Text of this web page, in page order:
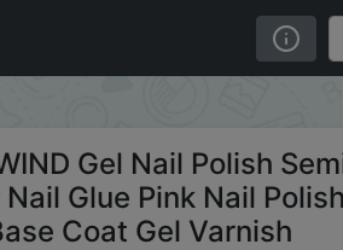
Polish Glitter Led Esmalte Top
Gel Nail Polish
Nail Glue Pink Nail
Coat Gel Varnish